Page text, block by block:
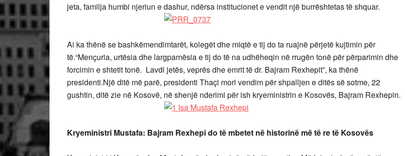
jeta, familja humbi njeriun e dashur, ndërsa institucionet e vendit një burrështetas të shquar.
Ai ka thënë se bashkëmendimtarët, kolegët dhe miqtë e tij do ta ruajnë përjetë kujtimin për
të.“Mençuria, urtësia dhe largpamësia e tij do të na udhëheqin në rrugën tonë për përparimin dhe
forcimin e shtetit tonë. Lavdi jetës, veprës dhe emrit të dr. Bajram Rexhepit”, ka thënë
presidenti.Një ditë më parë, presidenti Thaçi mori vendim për shpalljen e ditës së sotme, 22
gushtin, ditë zie në Kosovë, në shenjë nderimi për ish kryeministrin e Kosovës, Bajram Rexhepin.
Kryeministri Mustafa: Bajram Rexhepi do të mbetet në historinë më të re të Kosovës